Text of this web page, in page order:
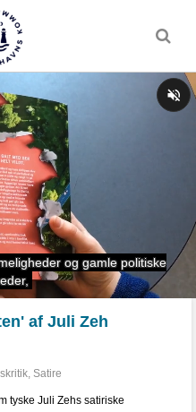
af Juli Zeh
, Satire
tyske Juli Zehs satiriske